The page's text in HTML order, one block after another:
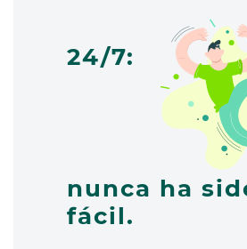
24/7:
nunca ha
fácil.